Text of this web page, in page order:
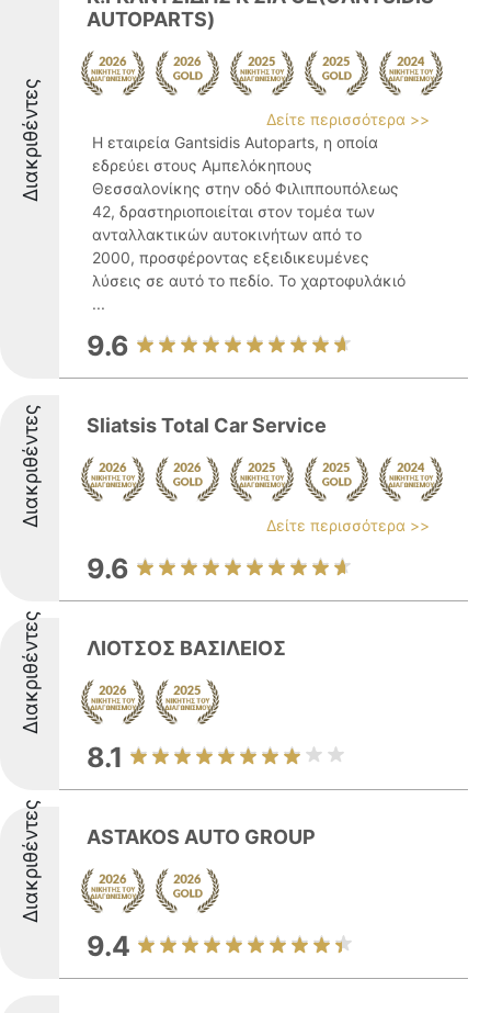
Διακριθέντες
AUTOPARTS)
Δείτε περισσότερα >>
Η εταιρεία Gantsidis Autoparts, η οποία
εδρεύει στους Αμπελόκηπους
Θεσσαλονίκης στην οδό Φιλιππουπόλεως
42, δραστηριοποιείται στον τομέα των
ανταλλακτικών αυτοκινήτων από το
2000, προσφέροντας εξειδικευμένες
λύσεις σε αυτό το πεδίο. Το χαρτοφυλάκιό
...
9.6
Διακριθέντες Sliatsis Total Car Service
Δείτε περισσότερα >>
9.6
Διακριθέντες ΛΙΟΤΣΟΣ ΒΑΣΙΛΕΙΟΣ
8.1
Διακριθέντες ASTAKOS AUTO GROUP
9.4